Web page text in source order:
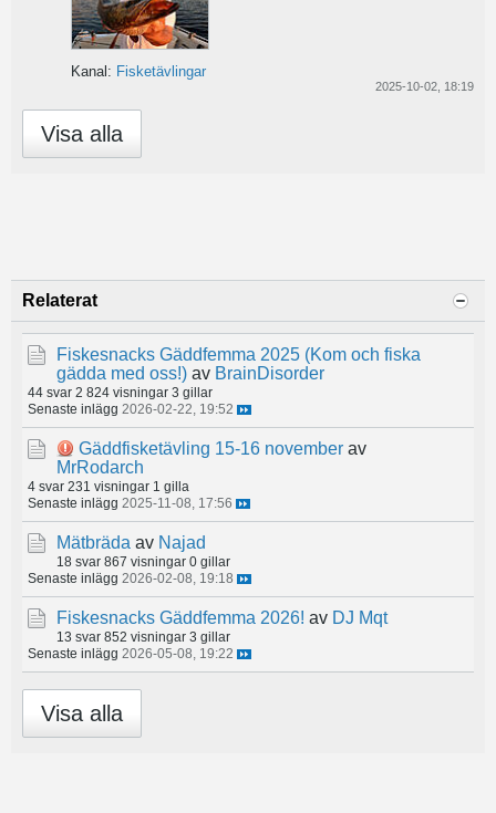
Kanal: Fisketävlingar
2025-10-02, 18:19
Visa alla
Relaterat
Fiskesnacks Gäddfemma 2025 (Kom och fiska
gädda med oss!) av BrainDisorder
44 svar 2 824 visningar 3 gillar
Senaste inlägg 2026-02-22, 19:52
Gäddfisketävling 15-16 november av
MrRodarch
4 svar 231 visningar 1 gilla
Senaste inlägg 2025-11-08, 17:56
Mätbräda av Najad
18 svar 867 visningar 0 gillar
Senaste inlägg 2026-02-08, 19:18
Fiskesnacks Gäddfemma 2026! av DJ Mqt
13 svar 852 visningar 3 gillar
Senaste inlägg 2026-05-08, 19:22
Visa alla